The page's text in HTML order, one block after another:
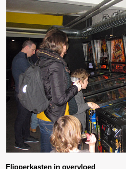
Flipperkasten in overvloed